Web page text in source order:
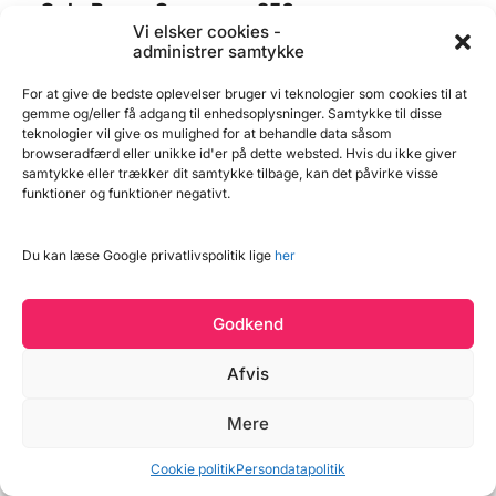
Vi elsker cookies -
administrer samtykke
For at give de bedste oplevelser bruger vi teknologier som cookies til at
gemme og/eller få adgang til enhedsoplysninger. Samtykke til disse
teknologier vil give os mulighed for at behandle data såsom
browseradfærd eller unikke id'er på dette websted. Hvis du ikke giver
samtykke eller trækker dit samtykke tilbage, kan det påvirke visse
funktioner og funktioner negativt.
Du kan læse Google privatlivspolitik lige her
Godkend
Afvis
Mere
Cookie politikPersondatapolitik
Gul - Banan Smag
Konditorens
Gul candyfloss sukker i den
rigtige kvalitet - giver store,
candyfloss, der sidder godt
på pinden. Den gule variant
har en god smag af banan.
Posen giver 20-25
candyfloss. Mangler du en
candyfloss maskine til
sukkeret så finder du den
HER. Indhold: 250g.
29,95 kr.
Læg i kurv
250 g
Pink krymmel velegnet til is,
kage, slik, romkugler og
dine kreationer skal gøres
ekstra festlige. Posen
indeholder 250 g krymmel.
49,95 kr.
Læg i kurv
Vind et gavekort